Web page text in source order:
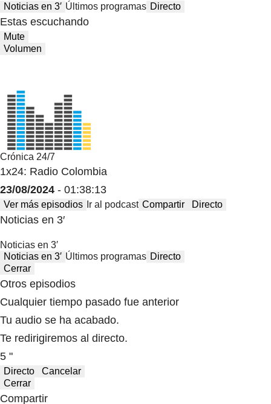
Noticias en 3′ Últimos programas Directo
Estas escuchando
Mute
Volumen
Crónica 24/7
1x24: Radio Colombia
23/08/2024 - 01:38:13
Ver más episodios Ir al podcast Compartir Directo
Noticias en 3′
Noticias en 3′
Noticias en 3′ Últimos programas Directo
Cerrar
Otros episodios
Cualquier tiempo pasado fue anterior
Tu audio se ha acabado.
Te redirigiremos al directo.
5 "
Directo
Cancelar
Cerrar
Compartir